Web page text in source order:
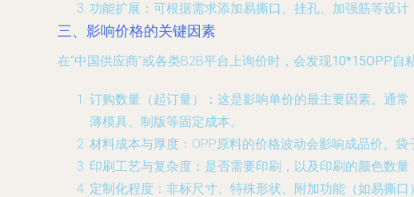
功能扩展 ：可根据需求添加易撕口、挂孔、加强筋等设计
三、影响价格的关键因素
在“中国供应商”或各类B2B平台上询价时，会发现10*15OPP自
订购数量（起订量）
：这是影响单价的最主要因素。通
薄模具、制版等固定成本。
材料成本与厚度 ：OPP原料的价格波动会影响成品价。
印刷工艺与复杂度 ：是否需要印刷，以及印刷的颜色数
定制化程度 ：非标尺寸、特殊形状、附加功能（如易撕